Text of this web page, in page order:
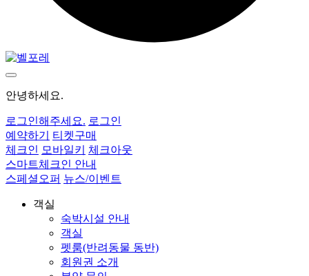
안녕하세요.
로그인해주세요. 로그인
예약하기
티켓구매
체크인 모바일키
체크아웃
스마트체크인 안내
스페셜오퍼 뉴스/이벤트
객실
숙박시설 안내
객실
펫룸(반려동물 동반)
회원권 소개